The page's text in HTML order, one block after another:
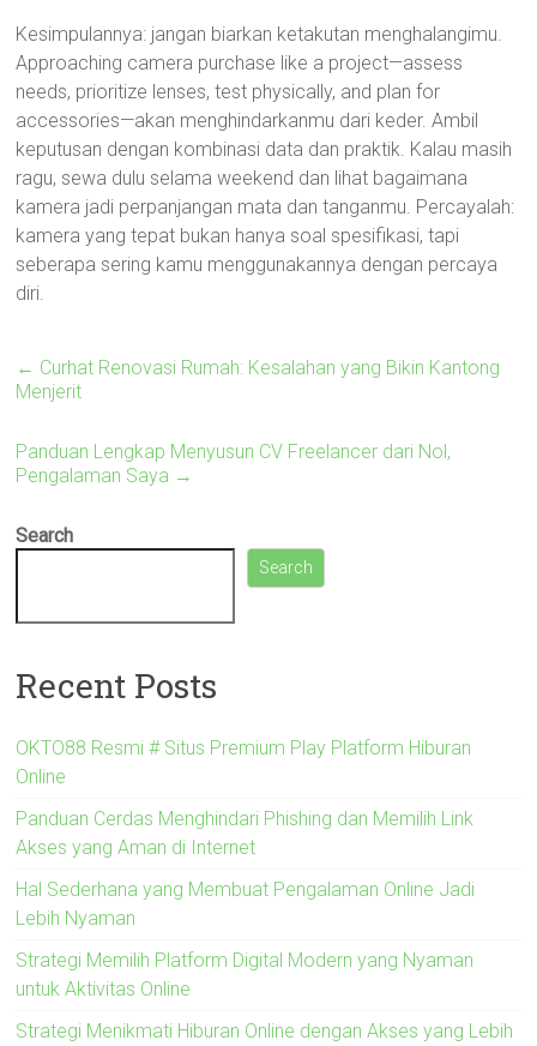
Kesimpulannya: jangan biarkan ketakutan menghalangimu.
Approaching camera purchase like a project—assess
needs, prioritize lenses, test physically, and plan for
accessories—akan menghindarkanmu dari keder. Ambil
keputusan dengan kombinasi data dan praktik. Kalau masih
ragu, sewa dulu selama weekend dan lihat bagaimana
kamera jadi perpanjangan mata dan tanganmu. Percayalah:
kamera yang tepat bukan hanya soal spesifikasi, tapi
seberapa sering kamu menggunakannya dengan percaya
diri.
← Curhat Renovasi Rumah: Kesalahan yang Bikin Kantong
Menjerit
Panduan Lengkap Menyusun CV Freelancer dari Nol,
Pengalaman Saya →
Search
Search
Recent Posts
OKTO88 Resmi # Situs Premium Play Platform Hiburan
Online
Panduan Cerdas Menghindari Phishing dan Memilih Link
Akses yang Aman di Internet
Hal Sederhana yang Membuat Pengalaman Online Jadi
Lebih Nyaman
Strategi Memilih Platform Digital Modern yang Nyaman
untuk Aktivitas Online
Strategi Menikmati Hiburan Online dengan Akses yang Lebih